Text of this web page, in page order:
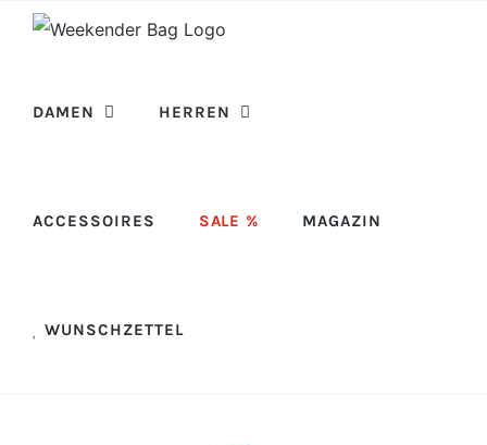
Skip
DAMEN HERREN
ACCESSOIRES SALE % MAGAZIN
WUNSCHZETTEL